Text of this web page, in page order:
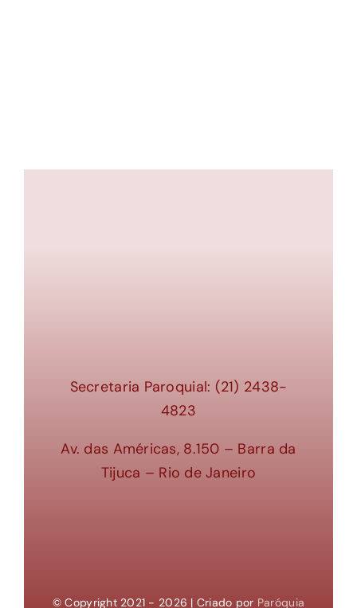
Secretaria Paroquial: (21) 2438-
4823
Av. das Américas, 8.150 – Barra da
Tijuca – Rio de Janeiro
© Copyright 2021 - 2026 | Criado por Paróquia